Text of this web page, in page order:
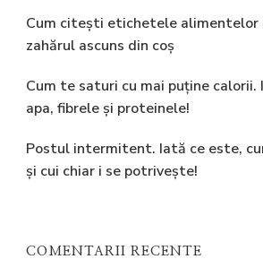
Cum citești etichetele alimentelor
zahărul ascuns din coș
Cum te saturi cu mai puține calorii.
apa, fibrele și proteinele!
Postul intermitent. Iată ce este,
și cui chiar i se potrivește!
COMENTARII RECENTE